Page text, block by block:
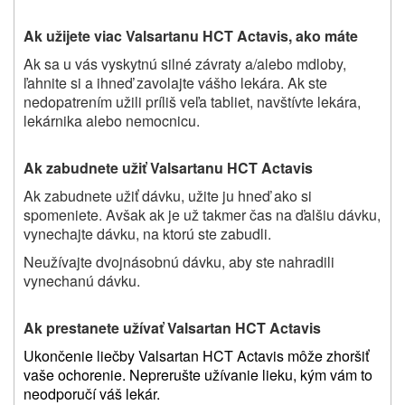
Ak užijete viacValsartanu HCT Actavis, ako máte
Ak sa u vás vyskytnú silné závraty a/alebo mdloby,
ľahnite si a ihneď zavolajte vášho lekára. Ak ste
nedopatrením užili príliš veľa tabliet, navštívte lekára,
lekárnika alebo nemocnicu.
Ak zabudnete užiťValsartanu HCT Actavis
Ak zabudnete užiť dávku, užite ju hneď ako si
spomeniete. Avšak ak je už takmer čas na ďalšiu dávku,
vynechajte dávku, na ktorú ste zabudli.
Neužívajte dvojnásobnú dávku, aby ste nahradili
vynechanú dávku.
Ak prestanete užívaťValsartan HCT Actavis
Ukončenie liečby Valsartan HCT Actavis môže zhoršiť
vaše ochorenie. Neprerušte užívanie lieku, kým vám to
neodporučí váš lekár.